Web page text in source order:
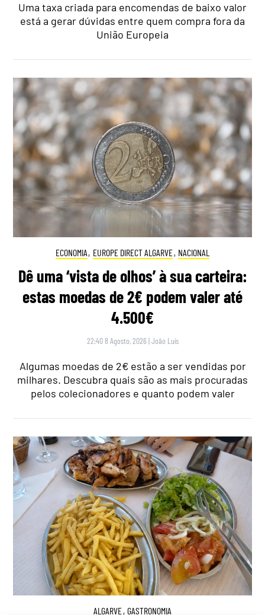
Uma taxa criada para encomendas de baixo valor
está a gerar dúvidas entre quem compra fora da
União Europeia
ECONOMIA, EUROPE DIRECT ALGARVE, NACIONAL
Dê uma ‘vista de olhos’ à sua carteira:
estas moedas de 2€ podem valer até
4.500€
22:40 8 Agosto, 2026 |João Luís
Algumas moedas de 2€ estão a ser vendidas por
milhares. Descubra quais são as mais procuradas
pelos colecionadores e quanto podem valer
ALGARVE, GASTRONOMIA